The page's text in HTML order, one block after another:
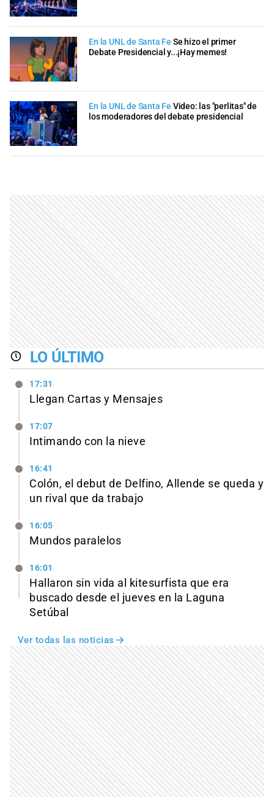
En la UNL de Santa Fe Se hizo el primer
Debate Presidencial y...¡Hay memes!
En la UNL de Santa Fe Video: las "perlitas" de
los moderadores del debate presidencial
LO ÚLTIMO
17:31
Llegan Cartas y Mensajes
17:07
Intimando con la nieve
16:41
Colón, el debut de Delfino, Allende se queda y
un rival que da trabajo
16:05
Mundos paralelos
16:01
Hallaron sin vida al kitesurfista que era
buscado desde el jueves en la Laguna
Setúbal
Ver todas las noticias